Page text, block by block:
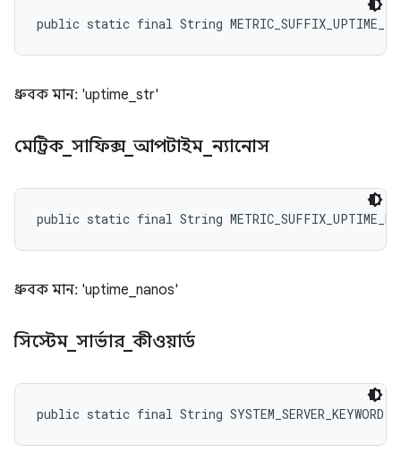
public static final String
ধ্রুবক মান: 'uptime_str'
মেট্রিক_ সাফিক্স_আপটাইম_ ন্যানোস
public static final String
ধ্রুবক মান: 'uptime_nanos'
সিস্টেম_ সার্ভার_ কীওয়ার্ড
public static final String SYSTEM_SERVER_KEYWORD